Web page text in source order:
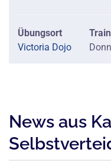
Übungsort
Victoria Dojo
News aus